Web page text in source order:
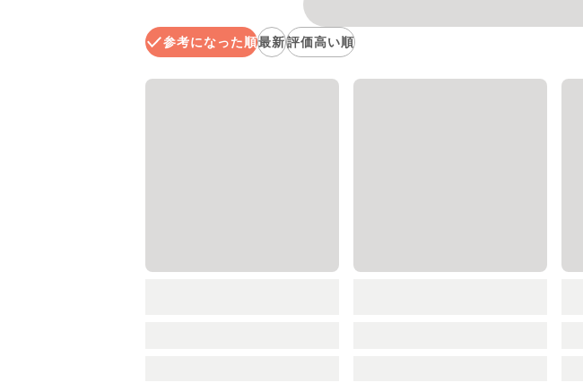
参考になった順最新評価高い順